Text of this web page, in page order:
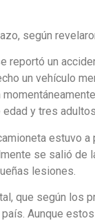
según
reportó un
un vehículo
y tres
estuvo
se salió de
lesiones.
que según los
Aunque